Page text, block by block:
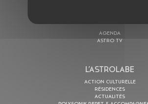
AGENDA
ASTRO TV
L’ASTROLABE
ACTION CULTURELLE
RÉSIDENCES
ACTUALITÉS